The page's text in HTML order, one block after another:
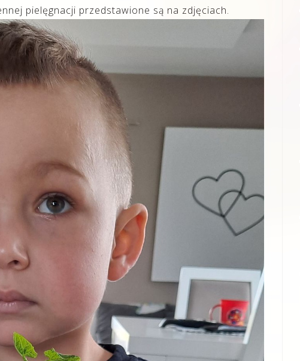
pielęgnacji przedstawione są na zdjęciach.